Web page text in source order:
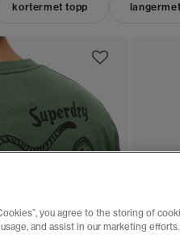
kortermet topp
you agree to the storing of
and assist in our marketing efforts.